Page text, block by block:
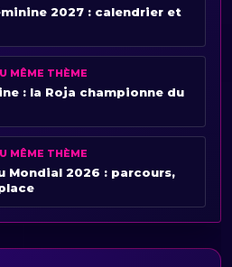
2027 : calendrier et
MÊME THÈME
: la Roja championne du
MÊME THÈME
Mondial 2026 : parcours,